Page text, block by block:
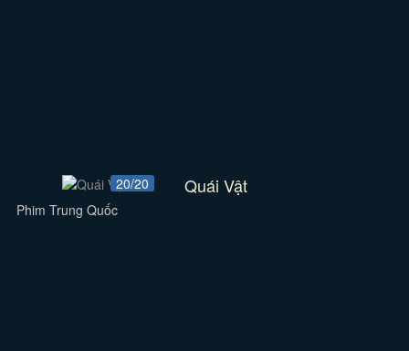
20/20 Quái Vật
Phim Trung Quốc